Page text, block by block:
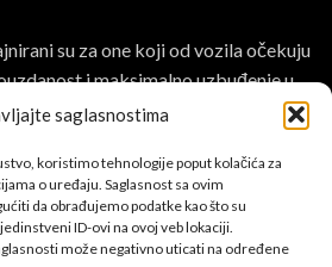
saglasnostima
koristimo tehnologije poput kolačića za
o uređaju. Saglasnost sa ovim
da obrađujemo podatke kao što su
ID-ovi na ovoj veb lokaciji.
može negativno uticati na određene
su za one koji od vozila očekuju
i maksimalno uzbuđenje u